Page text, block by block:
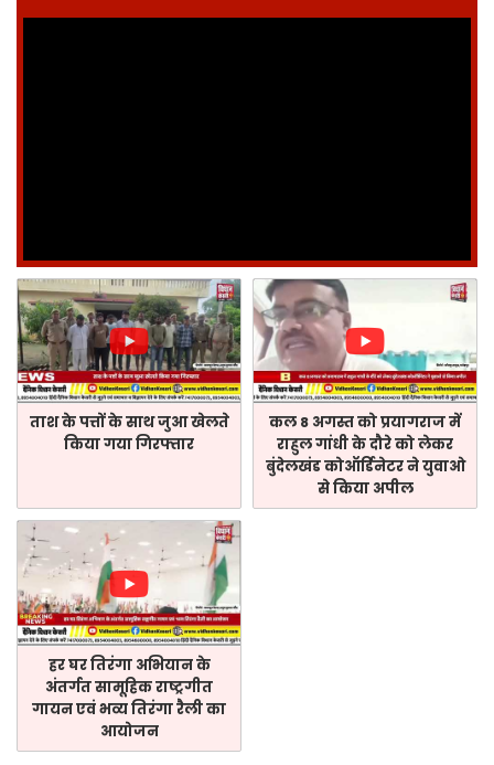
ताश के पत्तों के साथ जुआ खेलते
किया गया गिरफ्तार
कल 8 अगस्त को प्रयागराज में
राहुल गांधी के दौरे को लेकर
बुंदेलखंड कोऑर्डिनेटर ने युवाओ
से किया अपील
हर घर तिरंगा अभियान के
अंतर्गत सामूहिक राष्ट्रगीत
गायन एवं भव्य तिरंगा रैली का
आयोजन